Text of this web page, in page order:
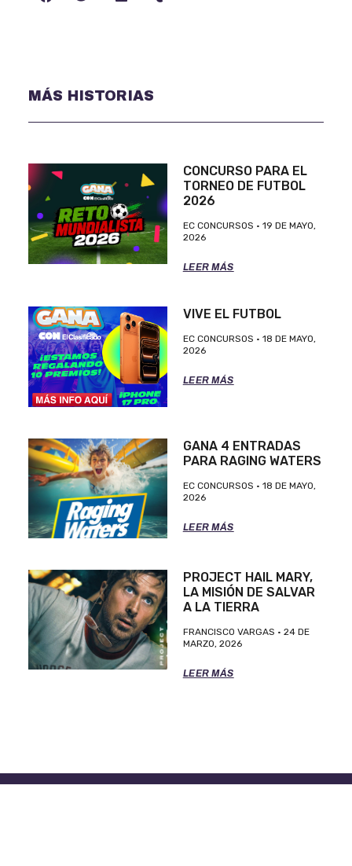
MÁS HISTORIAS
CONCURSO PARA EL
TORNEO DE FUTBOL
2026
EC CONCURSOS
19 DE MAYO,
2026
LEER MÁS
VIVE EL FUTBOL
EC CONCURSOS
18 DE MAYO,
2026
LEER MÁS
GANA 4 ENTRADAS
PARA RAGING WATERS
EC CONCURSOS
18 DE MAYO,
2026
LEER MÁS
PROJECT HAIL MARY,
LA MISIÓN DE SALVAR
A LA TIERRA
FRANCISCO VARGAS
24 DE
MARZO, 2026
LEER MÁS